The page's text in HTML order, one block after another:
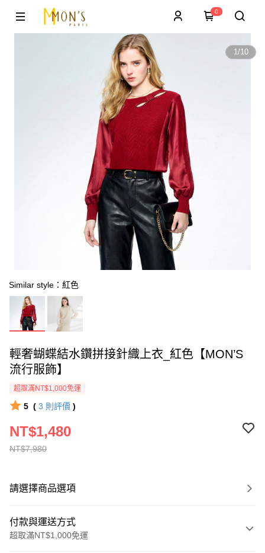
0
1/10
Similar style：紅色
輕奢蝴蝶結水鑽拼接針織上衣_紅色【MON’S
流行服飾】
超取滿NT$1,000免運
5 ( 3 則評價 )
NT$7,980
NT$1,480
請選擇商品選項
付款與運送方式
超取滿NT$1,000免運